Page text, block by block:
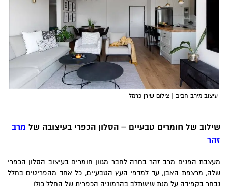
עיצובמירב חביב| צילום שירן כרמל
של חומרים טבעיים – הסלון הכפרי בעיצובה שלמרב
הפנים מרב זהר בחרה לחבר מגוון חומרים בעיצוב הסלון הכפרי
מרצפת האבן, עד למדפי העץ הטבעיים, כל אחד מהפריטים בחלל
בקפידה על מנת שישתלב בהרמוניה הכפרית של החלל כולו.